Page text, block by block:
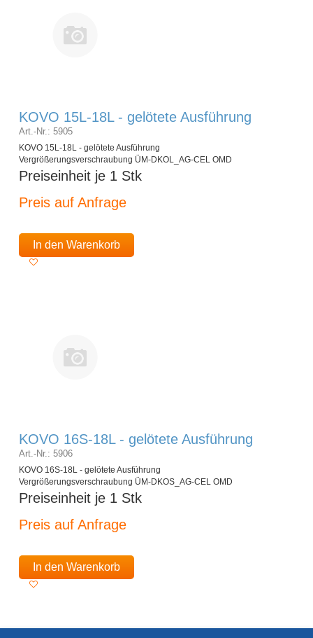
KOVO 15L-18L - gelötete Ausführung
Art.-Nr.: 5905
KOVO 15L-18L - gelötete Ausführung
Vergrößerungsverschraubung ÜM-DKOL_AG-CEL OMD
Preiseinheit je 1 Stk
Preis auf Anfrage
In den Warenkorb
KOVO 16S-18L - gelötete Ausführung
Art.-Nr.: 5906
KOVO 16S-18L - gelötete Ausführung
Vergrößerungsverschraubung ÜM-DKOS_AG-CEL OMD
Preiseinheit je 1 Stk
Preis auf Anfrage
In den Warenkorb